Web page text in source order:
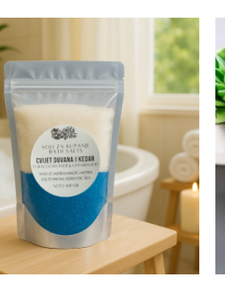
KM 16.00